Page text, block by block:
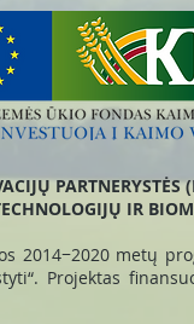
PARTNERYSTĖS
IR
2014−2020 metų
Projektas